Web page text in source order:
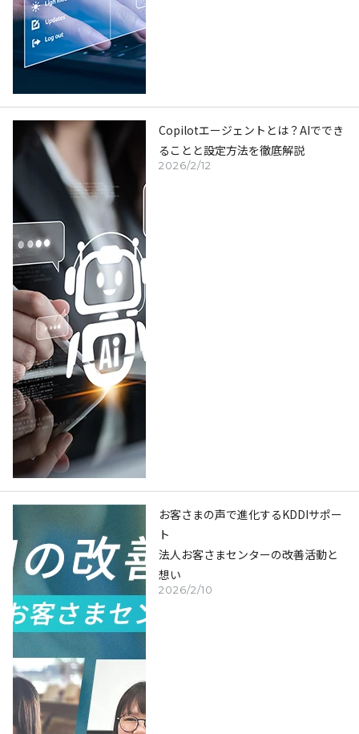
2026/2/12
Copilotエージェントとは？AIででき
ることと設定方法を徹底解説
2026/2/10
お客さまの声で進化するKDDIサポー
ト
法人お客さまセンターの改善活動と
想い